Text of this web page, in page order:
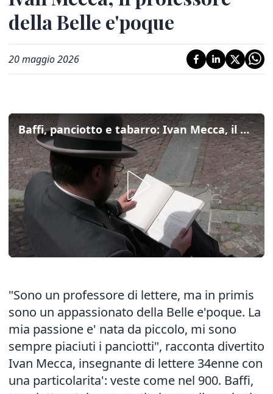
della Belle e'poque
20 maggio 2026
Baffi, panciotto e tabarro: Ivan Mecca, il professore della Belle e'poque
"Sono un professore di lettere, ma in primis
sono un appassionato della Belle e'poque. La
mia passione e' nata da piccolo, mi sono
sempre piaciuti i panciotti", racconta divertito
Ivan Mecca, insegnante di lettere 34enne con
una particolarita': veste come nel 900. Baffi,